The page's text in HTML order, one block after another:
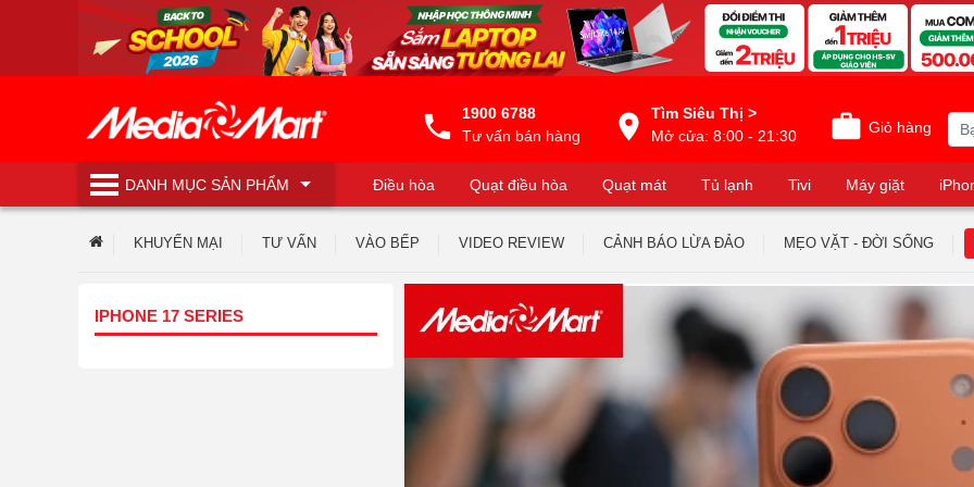
1900 6788
Tư vấn bán hàng
Tìm Siêu Thị >
Mở cửa: 8:00 - 21:30
Giỏ hàng
DANH MỤCSẢN PHẨM Điều hòa Quạt điều hòa Quạt mát Tủ lạnh Tivi Máy giặt
Máy lọc nước
KHUYẾN MẠI TƯ VẤN VÀO BẾP VIDEO REVIEW CẢNH BÁO LỪA ĐẢO MẸO VẶT - ĐỜI SỐNG
IPHONE 17 SERIES